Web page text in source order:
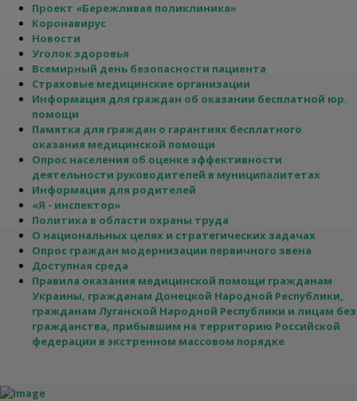
Проект «Бережливая поликлиника»
Коронавирус
Новости
Уголок здоровья
Всемирный день безопасности пациента
Страховые медицинские организации
Информация для граждан об оказании бесплатной юр.
помощи
Памятка для граждан о гарантиях бесплатного
оказания медицинской помощи
Опрос населения об оценке эффективности
деятельности руководителей в муниципалитетах
Информация для родителей
«Я - инспектор»
Политика в области охраны труда
О национальных целях и стратегических задачах
Опрос граждан модернизации первичного звена
Доступная среда
Правила оказания медицинской помощи гражданам
Украины, гражданам Донецкой Народной Республики,
гражданам Луганской Народной Республики и лицам без
гражданства, прибывшим на территорию Российской
федерации в экстренном массовом порядке